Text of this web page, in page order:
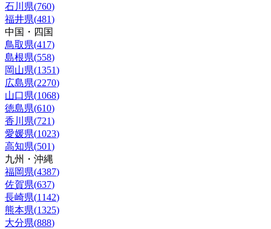
石川県(760)
福井県(481)
中国・四国
鳥取県(417)
島根県(558)
岡山県(1351)
広島県(2270)
山口県(1068)
徳島県(610)
香川県(721)
愛媛県(1023)
高知県(501)
九州・沖縄
福岡県(4387)
佐賀県(637)
長崎県(1142)
熊本県(1325)
大分県(888)